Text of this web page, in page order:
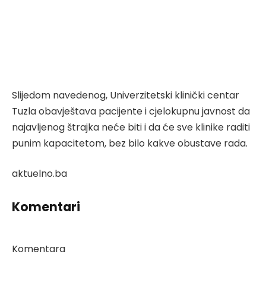
Slijedom navedenog, Univerzitetski klinički centar
Tuzla obavještava pacijente i cjelokupnu javnost da
najavljenog štrajka neće biti i da će sve klinike raditi
punim kapacitetom, bez bilo kakve obustave rada.
aktuelno.ba
Komentari
Komentara